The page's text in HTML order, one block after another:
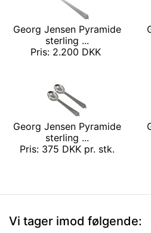
Georg Jensen Pyramide
sterling ...
Pris: 2.200 DKK
Georg Jensen Pyramide
sterling ...
Pris: 375 DKK pr. stk.
Vi tager imod følgende: